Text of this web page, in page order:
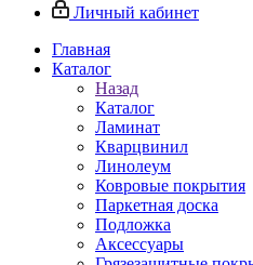
Личный кабинет
Главная
Каталог
Назад
Каталог
Ламинат
Кварцвинил
Линолеум
Ковровые покрытия
Паркетная доска
Подложка
Аксессуары